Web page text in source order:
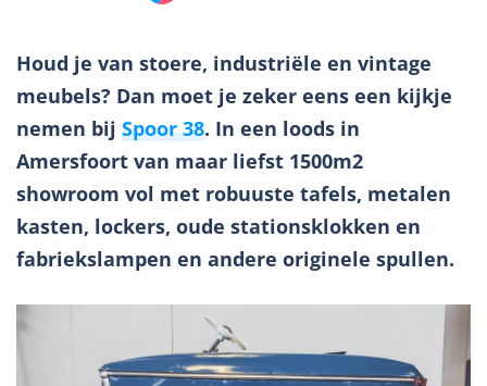
Houd je van stoere, industriële en vintage
meubels? Dan moet je zeker eens een kijkje
nemen bij Spoor 38. In een loods in
Amersfoort van maar liefst 1500m2
showroom vol met robuuste tafels, metalen
kasten, lockers, oude stationsklokken en
fabriekslampen en andere originele spullen.